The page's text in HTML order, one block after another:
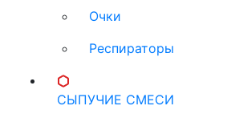
Очки
Респираторы
СЫПУЧИЕ СМЕСИ